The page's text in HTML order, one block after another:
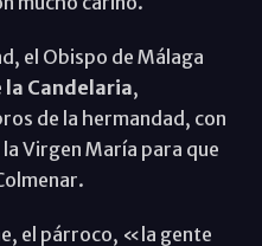
el Obispo de Málaga
Candelaria,
de la hermandad, con
Virgen María para que
el párroco, «la gente